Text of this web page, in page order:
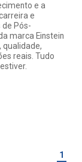
e a
e
Pós-
marca Einstein
qualidade,
reais. Tudo
1